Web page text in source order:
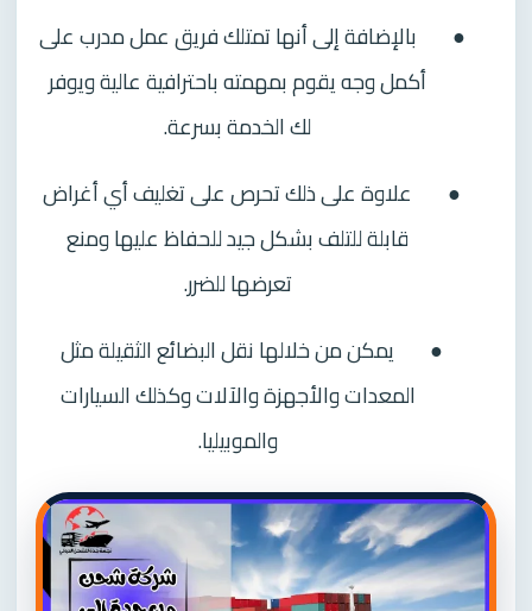
●
بالإضافة إلى أنها تمتلك فريق عمل مدرب على
أكمل وجه يقوم بمهمته باحترافية عالية ويوفر
لك الخدمة بسرعة.
●
علاوة على ذلك تحرص على تغليف أي أغراض
قابلة للتلف بشكل جيد للحفاظ عليها ومنع
تعرضها للضرر.
●
يمكن من خلالها نقل البضائع الثقيلة مثل
المعدات والأجهزة والآلات وكذلك السيارات
والموبيليا.